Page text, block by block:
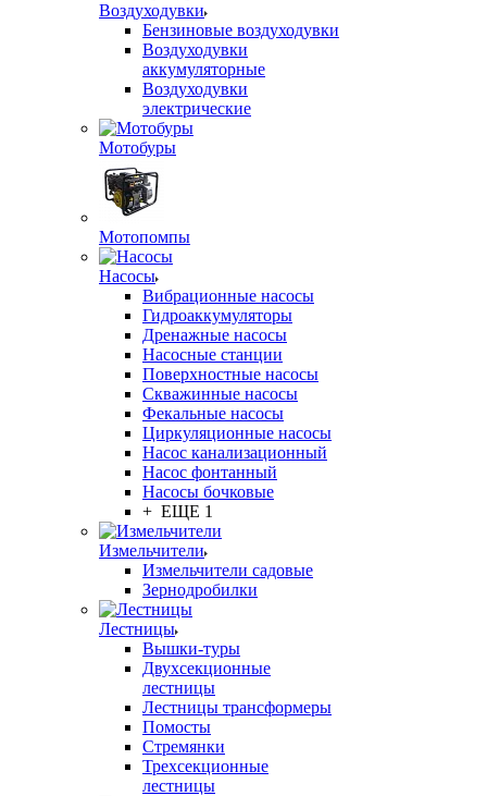
Воздуходувки
Бензиновые воздуходувки
Воздуходувки
аккумуляторные
Воздуходувки
электрические
Мотобуры
Мотопомпы
Насосы
Вибрационные насосы
Гидроаккумуляторы
Дренажные насосы
Насосные станции
Поверхностные насосы
Скважинные насосы
Фекальные насосы
Циркуляционные насосы
Насос канализационный
Насос фонтанный
Насосы бочковые
+ ЕЩЕ 1
Измельчители
Измельчители садовые
Зернодробилки
Лестницы
Вышки-туры
Двухсекционные
лестницы
Лестницы трансформеры
Помосты
Стремянки
Трехсекционные
лестницы